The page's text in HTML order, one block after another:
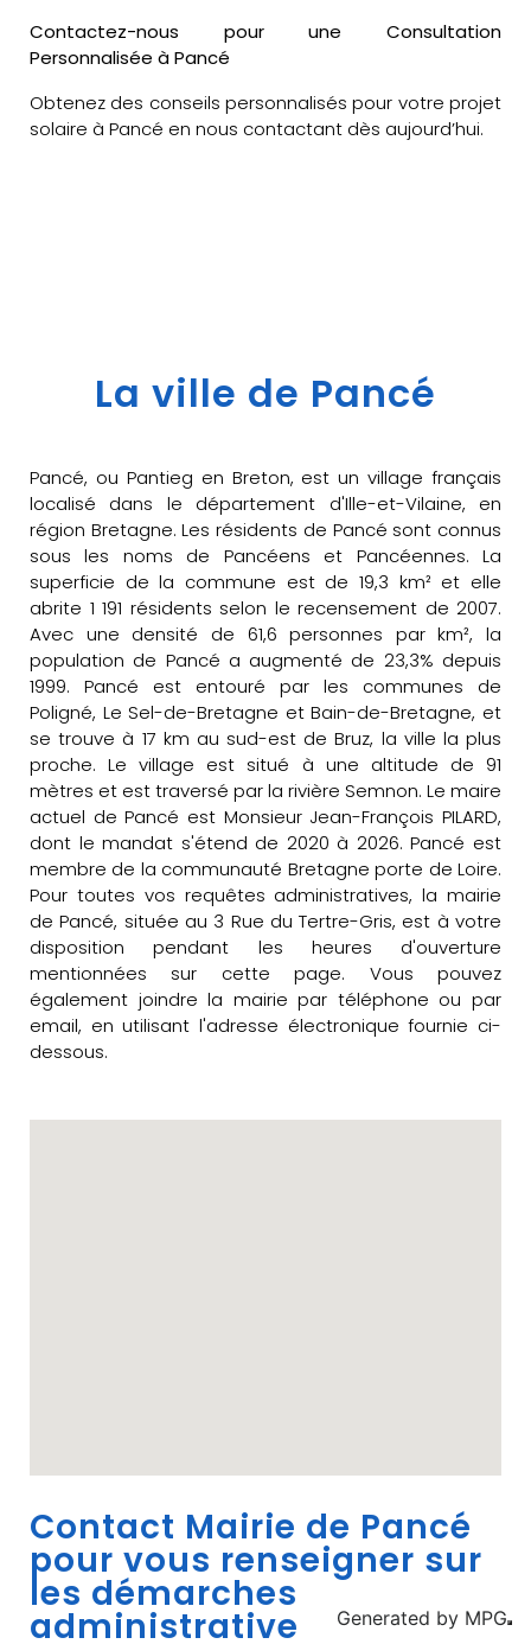
Contactez-nous pour une Consultation
Personnalisée à Pancé
Obtenez des conseils personnalisés pour votre projet
solaire à Pancé en nous contactant dès aujourd’hui.
La ville de Pancé
Pancé, ou Pantieg en Breton, est un village français
localisé dans le département d'Ille-et-Vilaine, en
région Bretagne. Les résidents de Pancé sont connus
sous les noms de Pancéens et Pancéennes. La
superficie de la commune est de 19,3 km² et elle
abrite 1 191 résidents selon le recensement de 2007.
Avec une densité de 61,6 personnes par km², la
population de Pancé a augmenté de 23,3% depuis
1999. Pancé est entouré par les communes de
Poligné, Le Sel-de-Bretagne et Bain-de-Bretagne, et
se trouve à 17 km au sud-est de Bruz, la ville la plus
proche. Le village est situé à une altitude de 91
mètres et est traversé par la rivière Semnon. Le maire
actuel de Pancé est Monsieur Jean-François PILARD,
dont le mandat s'étend de 2020 à 2026. Pancé est
membre de la communauté Bretagne porte de Loire.
Pour toutes vos requêtes administratives, la mairie
de Pancé, située au 3 Rue du Tertre-Gris, est à votre
disposition pendant les heures d'ouverture
mentionnées sur cette page. Vous pouvez
également joindre la mairie par téléphone ou par
email, en utilisant l'adresse électronique fournie ci-
dessous.
Contact Mairie de Pancé
pour vous renseigner sur
les démarches
administrative Generated by MPG